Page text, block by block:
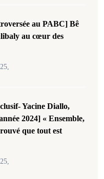
au PABC] Bê
au cœur des
Yacine Diallo,
2024] « Ensemble,
que tout est